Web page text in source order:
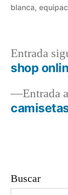
blanca,
deEntrada
Entrada
shop
Buscar